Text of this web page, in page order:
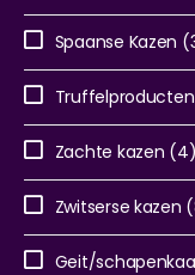
Spaanse Kazen
Truffelproducten
Zachte kazen (4)
Zwitserse kazen
Geit/